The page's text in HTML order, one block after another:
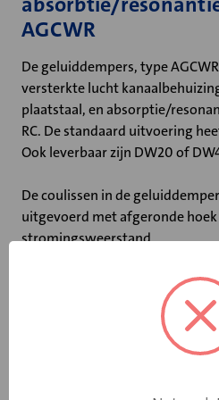
AGCWR
De geluiddempers, type
versterkte lucht
plaatstaal, en absorptie/
RC. De standaard uitvoering
Ook leverbaar zijn DW20 of
De coulissen in de
uitgevoerd met afgeronde
stromingsweerstand.
Belangrijkste kenmerken:
• Coulissedikte van 100 mm
• Ook leverbaar met DW20 of
• Niet-brandbaar volgens DIN